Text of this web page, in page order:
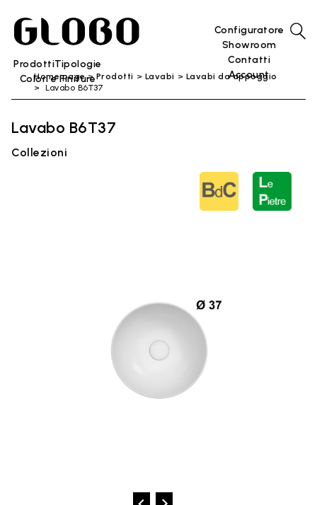
ProdottiTipologie
Colori e Finiture
Configuratore
Showroom
Contatti
Account
Home page Prodotti Lavabi
Lavabi da appoggio
Lavabo B6T37
Lavabo B6T37
Collezioni